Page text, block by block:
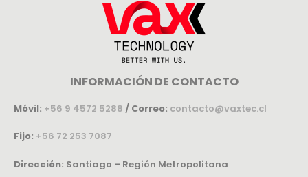
INFORMACIÓN DE CONTACTO
Móvil: +56 9 4572 5288 / Correo: contacto@vaxtec.cl
Fijo: +56 72 253 7087
Dirección: Santiago – Región Metropolitana